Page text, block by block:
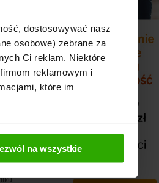
dostosowywać nasz
osobowe) zebrane za
Ci reklam. Niektóre
reklamowym i
które im
na wszystkie
jeżdżą